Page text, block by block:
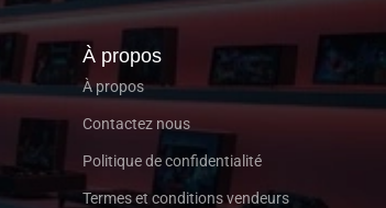
À propos
À propos
Contactez nous
Politique de confidentialité
Termes et conditions vendeurs